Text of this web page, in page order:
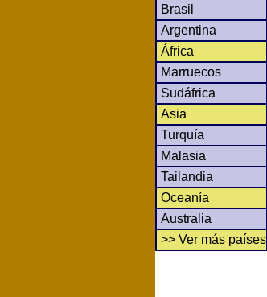
Brasil
Argentina
África
Marruecos
Sudáfrica
Asia
Turquía
Malasia
Tailandia
Oceanía
Australia
>> Ver más países